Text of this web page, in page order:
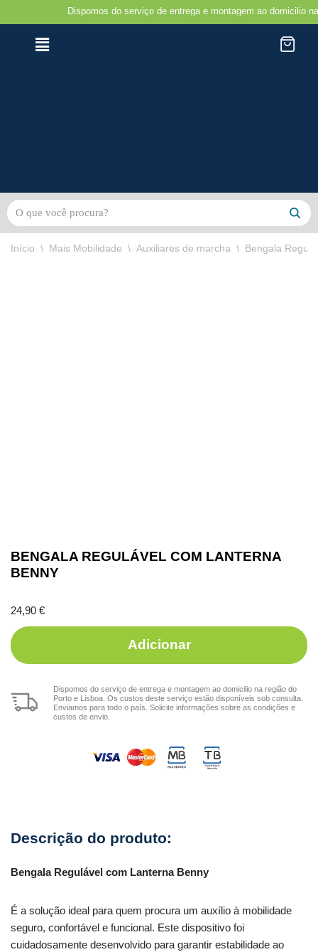
Avançar
Dispomos do serviço de entrega e montagem ao domicilio na
Início \ Mais Mobilidade \ Auxiliares de marcha \ Bengala
BENGALA REGULÁVEL COM LANTERNA
BENNY
24,90 €
Adicionar
Dispomos do serviço de entrega e montagem ao domicilio na região do
Porto e Lisboa. Os custos deste serviço estão disponíveis sob consulta.
Enviamos para todo o país. Solicite informações sobre as condições e
custos de envio.
Bengala Regulável com Lanterna Benny
É a solução ideal para quem procura um auxílio à mobilidade
seguro, confortável e funcional. Este dispositivo foi
cuidadosamente desenvolvido para garantir estabilidade ao